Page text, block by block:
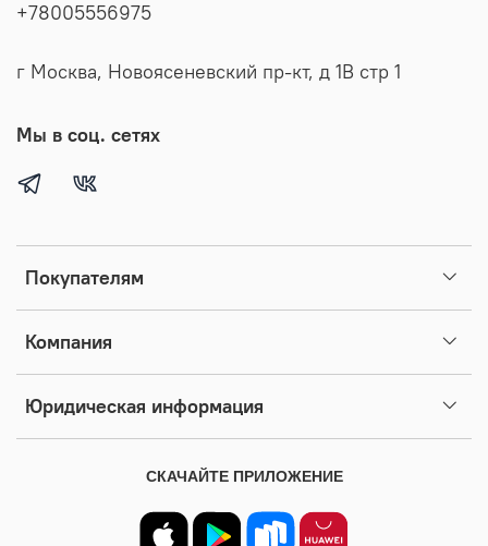
Покупателям
Компания
Юридическая информация
+78005556975
г Москва, Новоясеневский пр-кт, д 1В стр 1
Мы в соц. сетях
СКАЧАЙТЕ ПРИЛОЖЕНИЕ